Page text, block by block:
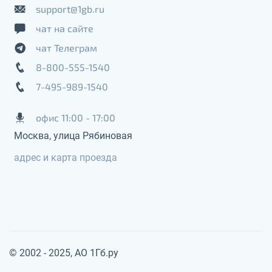
support@1gb.ru
чат на сайте
чат Телеграм
8-800-555-1540
7-495-989-1540
офис 11:00 - 17:00
Москва, улица Рябиновая
адрес и карта проезда
© 2002 - 2025, АО 1Гб.ру